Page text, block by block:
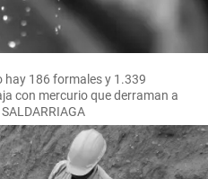
hay 186 formales y 1.339
con mercurio que derraman a